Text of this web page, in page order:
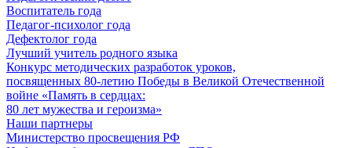
Воспитатель года
Педагог-психолог года
Дефектолог года
Лучший учитель родного языка
Конкурс методических разработок уроков,
посвященных 80-летию Победы в Великой Отечественной
войне «Память в сердцах:
80 лет мужества и героизма»
Наши партнеры
Министерство просвещения РФ